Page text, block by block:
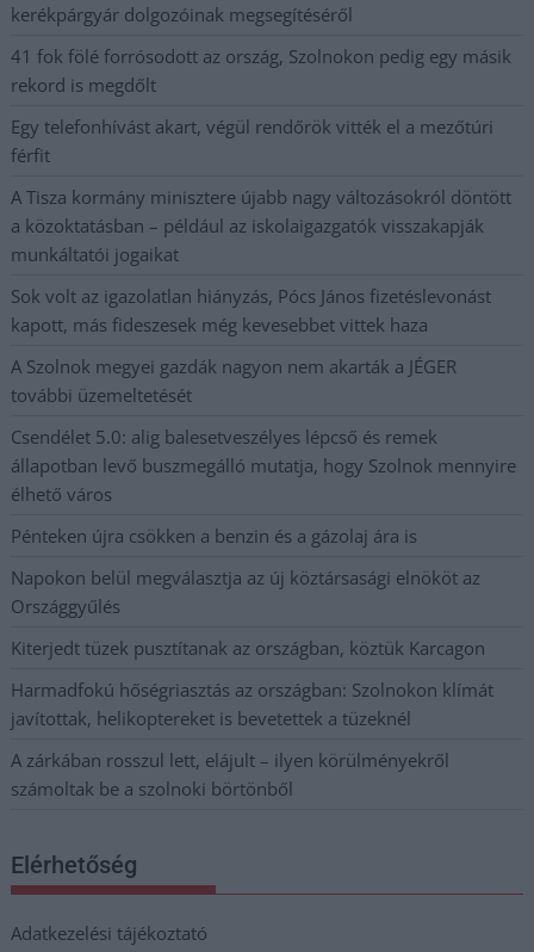
kerékpárgyár dolgozóinak megsegítéséről
41 fok fölé forrósodott az ország, Szolnokon pedig egy másik
rekord is megdőlt
Egy telefonhívást akart, végül rendőrök vitték el a mezőtúri
férfit
A Tisza kormány minisztere újabb nagy változásokról döntött
a közoktatásban – például az iskolaigazgatók visszakapják
munkáltatói jogaikat
Sok volt az igazolatlan hiányzás, Pócs János fizetéslevonást
kapott, más fideszesek még kevesebbet vittek haza
A Szolnok megyei gazdák nagyon nem akarták a JÉGER
további üzemeltetését
Csendélet 5.0: alig balesetveszélyes lépcső és remek
állapotban levő buszmegálló mutatja, hogy Szolnok mennyire
élhető város
Pénteken újra csökken a benzin és a gázolaj ára is
Napokon belül megválasztja az új köztársasági elnököt az
Országgyűlés
Kiterjedt tüzek pusztítanak az országban, köztük Karcagon
Harmadfokú hőségriasztás az országban: Szolnokon klímát
javítottak, helikoptereket is bevetettek a tüzeknél
A zárkában rosszul lett, elájult – ilyen körülményekről
számoltak be a szolnoki börtönből
Elérhetőség
Adatkezelési tájékoztató